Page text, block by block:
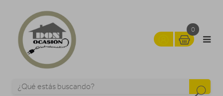
0